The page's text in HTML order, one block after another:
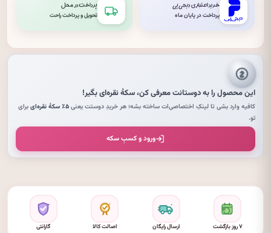
خرید اعتباری دیجی‌پی
پرداخت در پایان ماه
پرداخت در محل
تحویل و پرداخت راحت
این محصول را به دوستانت معرفی کن،سکهٔ نقره‌ایبگیر!
کافیه وارد بشی تا لینکِ اختصاصی‌ات ساخته بشه؛ هر خریدِ دوستت یعنی۵٪ سکهٔ نقره‌ای
برای
تو.
ورود و کسبِ سکه
۷ روز بازگشت ارسال رایگان اصالت کالا گارانتی